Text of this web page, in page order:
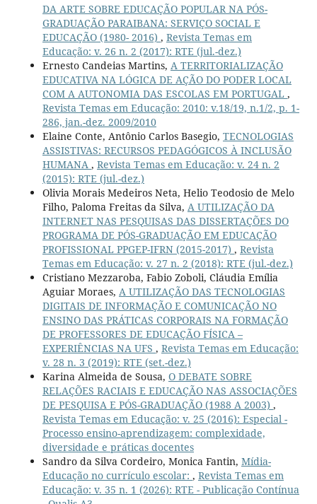
DA ARTE SOBRE EDUCAÇÃO POPULAR NA PÓS-
GRADUAÇÃO PARAIBANA: SERVIÇO SOCIAL E
EDUCAÇÃO (1980- 2016) , Revista Temas em
Educação: v. 26 n. 2 (2017): RTE (jul.-dez.)
Ernesto Candeias Martins, A TERRITORIALIZAÇÃO
EDUCATIVA NA LÓGICA DE AÇÃO DO PODER LOCAL
COM A AUTONOMIA DAS ESCOLAS EM PORTUGAL ,
Revista Temas em Educação: 2010: v.18/19, n.1/2, p. 1-
286, jan.-dez. 2009/2010
Elaine Conte, Antônio Carlos Basegio, TECNOLOGIAS
ASSISTIVAS: RECURSOS PEDAGÓGICOS À INCLUSÃO
HUMANA , Revista Temas em Educação: v. 24 n. 2
(2015): RTE (jul.-dez.)
Olivia Morais Medeiros Neta, Helio Teodosio de Melo
Filho, Paloma Freitas da Silva, A UTILIZAÇÃO DA
INTERNET NAS PESQUISAS DAS DISSERTAÇÕES DO
PROGRAMA DE PÓS-GRADUAÇÃO EM EDUCAÇÃO
PROFISSIONAL PPGEP-IFRN (2015-2017) , Revista
Temas em Educação: v. 27 n. 2 (2018): RTE (jul.-dez.)
Cristiano Mezzaroba, Fabio Zoboli, Cláudia Emília
Aguiar Moraes, A UTILIZAÇÃO DAS TECNOLOGIAS
DIGITAIS DE INFORMAÇÃO E COMUNICAÇÃO NO
ENSINO DAS PRÁTICAS CORPORAIS NA FORMAÇÃO
DE PROFESSORES DE EDUCAÇÃO FÍSICA –
EXPERIÊNCIAS NA UFS , Revista Temas em Educação:
v. 28 n. 3 (2019): RTE (set.-dez.)
Karina Almeida de Sousa, O DEBATE SOBRE
RELAÇÕES RACIAIS E EDUCAÇÃO NAS ASSOCIAÇÕES
DE PESQUISA E PÓS-GRADUAÇÃO (1988 A 2003) ,
Revista Temas em Educação: v. 25 (2016): Especial -
Processo ensino-aprendizagem: complexidade,
diversidade e práticas docentes
Sandro da Silva Cordeiro, Monica Fantin, Mídia-
Educação no currículo escolar: , Revista Temas em
Educação: v. 35 n. 1 (2026): RTE - Publicação Contínua